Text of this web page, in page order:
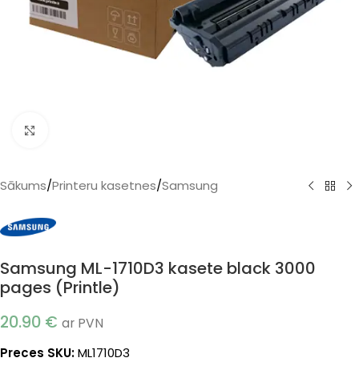
Sākums/Printeru kasetnes/Samsung
Samsung ML-1710D3 kasete black 3000
pages (Printle)
20.90 € ar PVN
Preces SKU:ML1710D3